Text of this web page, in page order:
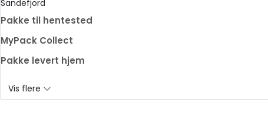
Sandefjord
Pakke til hentested
MyPack Collect
Pakke levert hjem
Vis flere